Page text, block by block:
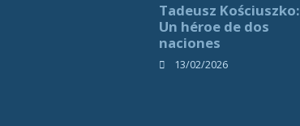
Tadeusz Kościuszko:
Un héroe de dos
naciones
13/02/2026